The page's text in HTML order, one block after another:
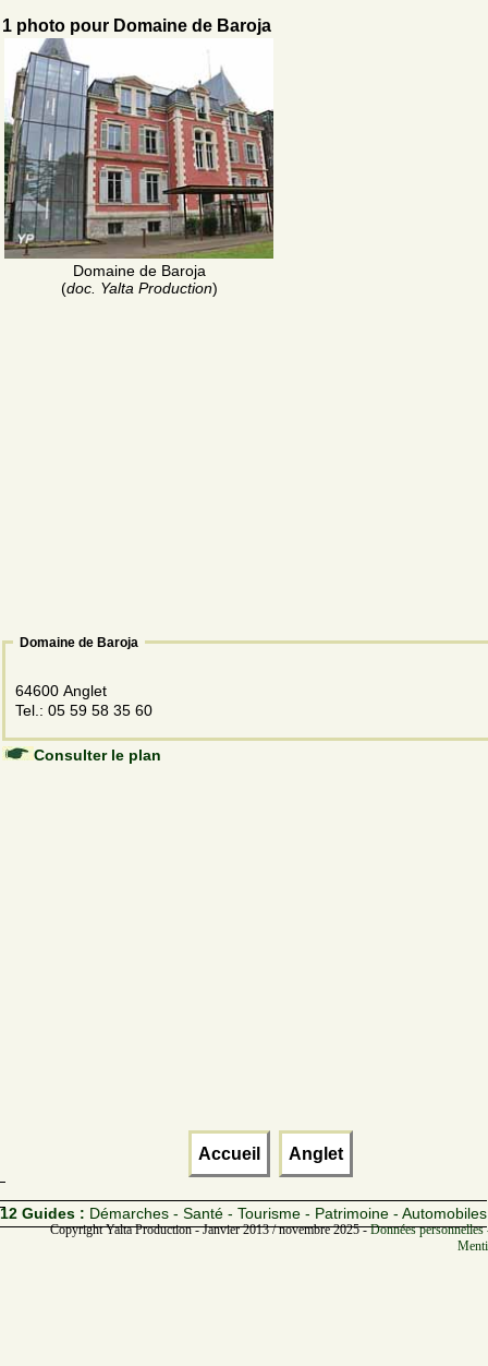
1 photo pour Domaine de Baroja
Domaine de Baroja
(doc. Yalta Production)
Domaine de Baroja
64600 Anglet
Tel.: 05 59 58 35 60
Consulter le plan
Accueil Anglet
12 Guides : Démarches - Santé - Tourisme - Patrimoine - Automobiles
Copyright Yalta Production - Janvier 2013 / novembre 2025 -Données